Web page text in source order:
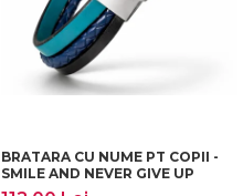
BRATARA CU NUME PT COPII -
SMILE AND NEVER GIVE UP